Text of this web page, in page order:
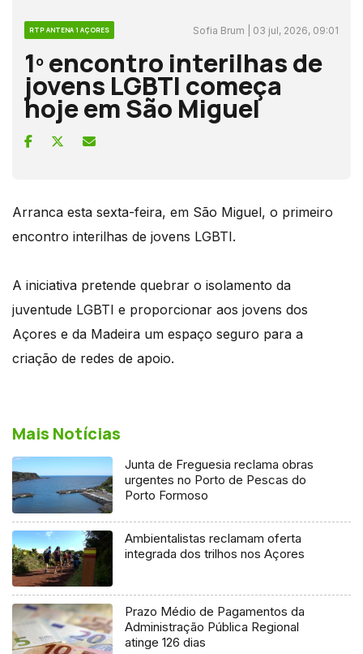
RTP ANTENA 1 AÇORES Sofia Brum | 03 jul, 2026, 09:01
1º encontro interilhas de
jovens LGBTI começa
hoje em São Miguel
Arranca esta sexta-feira, em São Miguel, o primeiro
encontro interilhas de jovens LGBTI.
A iniciativa pretende quebrar o isolamento da
juventude LGBTI e proporcionar aos jovens dos
Açores e da Madeira um espaço seguro para a
criação de redes de apoio.
Mais Notícias
Junta de Freguesia reclama obras
urgentes no Porto de Pescas do
Porto Formoso
Ambientalistas reclamam oferta
integrada dos trilhos nos Açores
Prazo Médio de Pagamentos da
Administração Pública Regional
atinge 126 dias